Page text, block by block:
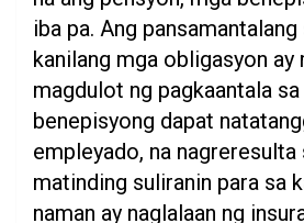
iba pa. Ang
kanilang mga obligasyon ay
magdulot ng pagkaantala
benepisyong dapat
empleyado, na nagreresulta
matinding suliranin para sa
naman ay naglalaan ng